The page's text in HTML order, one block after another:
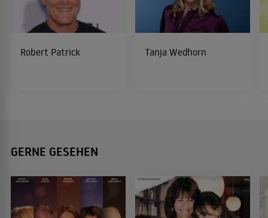
Robert Patrick Tanja Wedhorn
GERNE GESEHEN